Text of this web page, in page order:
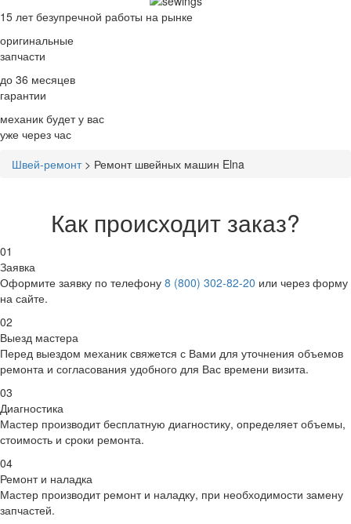
15 летбезупречной работы на рынке
оригинальные
запчасти
до 36 месяцев
гарантии
механик будет у вас
уже через час
Швей-ремонт> Ремонт швейных машин Elna
Как происходит заказ?
01
Заявка
Оформите заявку по телефону 8 (800) 302-82-20 или через форму
на сайте.
02
Выезд мастера
Перед выездом механик свяжется с Вами для уточнения объемов
ремонта и согласования удобного для Вас времени визита.
03
Диагностика
Мастер производит бесплатную диагностику, определяет объемы,
стоимость и сроки ремонта.
04
Ремонт и наладка
Мастер производит ремонт и наладку, при необходимости замену
запчастей.